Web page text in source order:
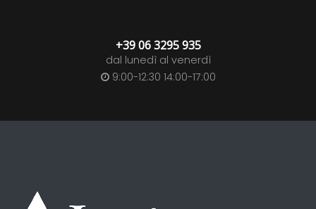
+39 06 3295 935
dal lunedì al venerdì
9:00-12:30 14:00-17:00